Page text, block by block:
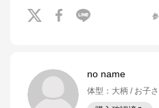
no name
体型 ： 大柄 お子